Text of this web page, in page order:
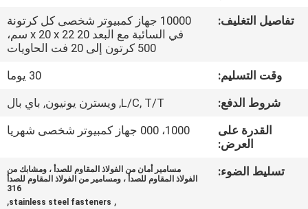
مراقبة
الجودة
خريطة
الموقع
PRIVACY
POLICY
تفاصيل التغليف:
10000 جهاز كمبيوتر شخصى كل كرتونة
في السائبة مع البعد 20 x 20 x 22 سم،
500 كرتون إلى 20 فت الحاويات
وقت التسليم:
30 يوما
شروط الدفع:
L/C, T/T, ويسترن يونيون, باي بال
القدرة على
العرض:
1000، 000 جهاز كمبيوتر شخصى شهريا
تسليط الضوء:
مسامير أمان من الفولاذ المقاوم للصدأ ، ومشابك من
الفولاذ المقاوم للصدأ ، ومسامير من الفولاذ المقاوم للصدأ
316
,
stainless steel fasteners
,